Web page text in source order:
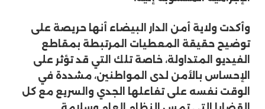
وأكدت ولاية أمن الدار البيضاء أنها حريصة على
توضيح حقيقة المعطيات المرتبطة بمقاطع
الفيديو المتداولة، خاصة تلك التي قد تؤثر على
الإحساس بالأمن لدى المواطنين، مشددة في
الوقت نفسه على تفاعلها الجدي والسريع مع كل